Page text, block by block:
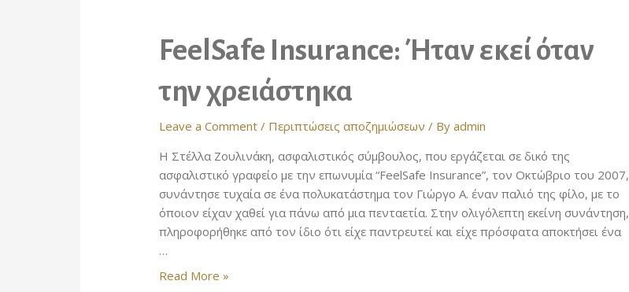
Κυκλάδων…”
FeelSafe Insurance: Ήταν εκεί όταν
την χρειάστηκα
Leave a Comment / Περιπτώσεις αποζημιώσεων / Byadmin
H Στέλλα Ζουλινάκη, ασφαλιστικός σύμβουλος, που εργάζεται σε δικό της
ασφαλιστικό γραφείο με την επωνυμία “FeelSafe Insurance”, τον Οκτώβριο του 2007,
συνάντησε τυχαία σε ένα πολυκατάστημα τον Γιώργο Α. έναν παλιό της φίλο, με το
όποιον είχαν χαθεί για πάνω από μια πενταετία. Στην ολιγόλεπτη εκείνη συνάντηση,
πληροφορήθηκε από τον ίδιο ότι είχε παντρευτεί και είχε πρόσφατα αποκτήσει ένα
…
FeelSafe
Read More »